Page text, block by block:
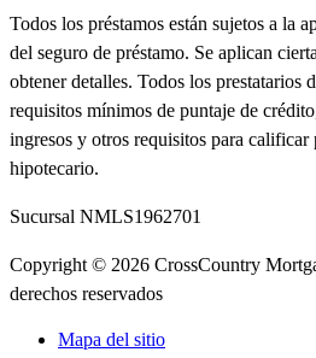
Todos los préstamos están sujetos a la
del seguro de préstamo. Se aplican
obtener detalles. Todos los prestatarios
requisitos mínimos de puntaje de
ingresos y otros requisitos para calificar
hipotecario.
Sucursal NMLS1962701
Copyright © 2026 CrossCountry
derechos reservados
Mapa del sitio